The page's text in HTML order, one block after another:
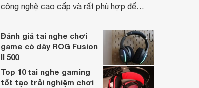
công nghệ cao cấp và rất phù hợp để
Thiết bị được thiết kế phù hợp với mọi đối
tượng khác nhau. Bạn có thể tham khảo
và chọn mua thiết bị này từ bây giờ.
Đánh giá tai nghe chơi
game có dây ROG Fusion
II 500
Top 10 tai nghe gaming
tốt tạo trải nghiệm chơi